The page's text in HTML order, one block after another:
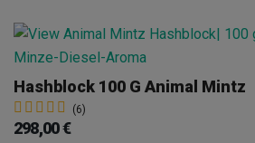
Hashblock 100 G Animal Mintz
(6)
298,00 €